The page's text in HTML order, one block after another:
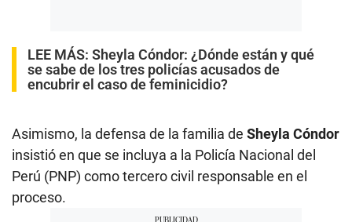
LEE MÁS: Sheyla Cóndor: ¿Dónde están y qué
se sabe de los tres policías acusados de
encubrir el caso de feminicidio?
Asimismo, la defensa de la familia de Sheyla Cóndor
insistió en que se incluya a la Policía Nacional del
Perú (PNP) como tercero civil responsable en el
proceso.